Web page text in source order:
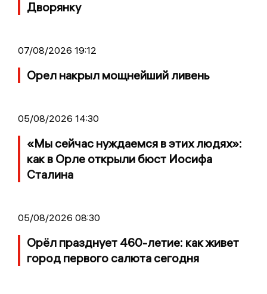
Дворянку
07/08/2026 19:12
Орел накрыл мощнейший ливень
05/08/2026 14:30
«Мы сейчас нуждаемся в этих людях»:
как в Орле открыли бюст Иосифа
Сталина
05/08/2026 08:30
Орёл празднует 460-летие: как живет
город первого салюта сегодня